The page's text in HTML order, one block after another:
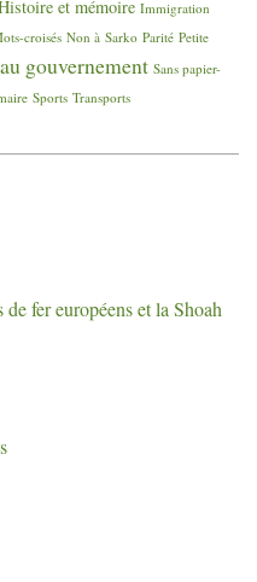
et mémoire Immigration
croisés Non à Sarko Parité Petite
gouvernement Sans papier-
Sports Transports
fer européens et la Shoah